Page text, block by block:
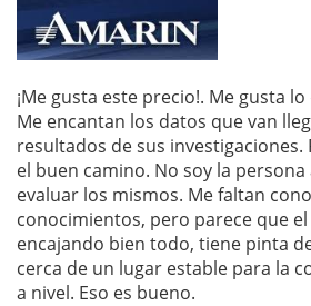
¡Me gusta este precio!. Me gusta
Me encantan los datos que van
resultados de sus investigaciones.
el buen camino. No soy la
evaluar los mismos. Me faltan
conocimientos, pero parece que
encajando bien todo, tiene pinta
cerca de un lugar estable para la
a nivel. Eso es bueno.